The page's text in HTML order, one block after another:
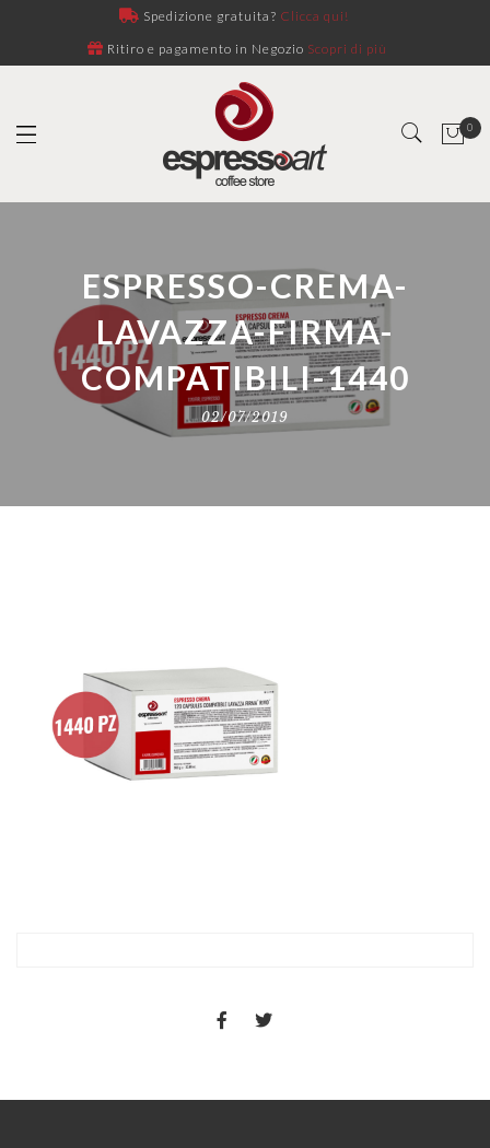
Spedizione gratuita? Clicca qui!
Ritiro e pagamento in Negozio Scopri di più
0
ESPRESSO-CREMA-
LAVAZZA-FIRMA-
COMPATIBILI-1440
02/07/2019